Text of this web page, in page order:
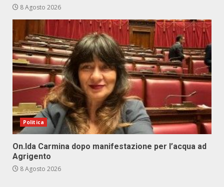
8 Agosto 2026
Politica
On.Ida Carmina dopo manifestazione per l’acqua ad
Agrigento
8 Agosto 2026